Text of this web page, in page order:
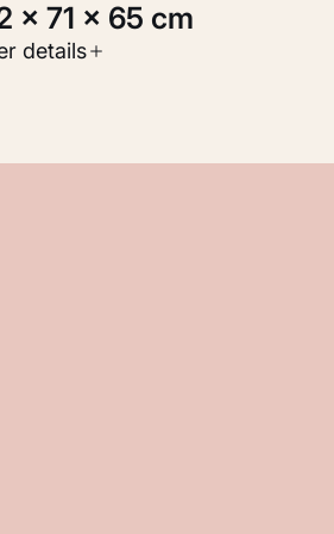
× 71 × 65 cm
werk
details